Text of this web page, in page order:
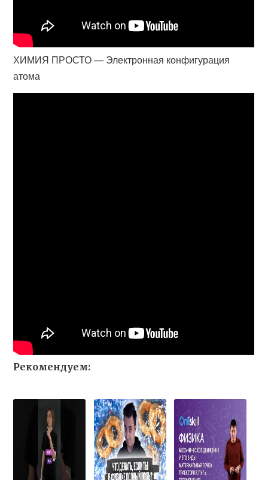
ХИМИЯ ПРОСТО — Электронная конфигурация
атома
Рекомендуем: